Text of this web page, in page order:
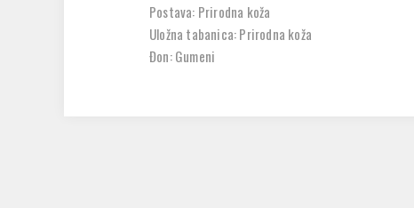
Postava: Prirodna koža
Uložna tabanica: Prirodna koža
Đon: Gumeni